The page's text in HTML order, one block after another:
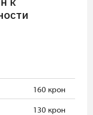
160 крон
130 крон